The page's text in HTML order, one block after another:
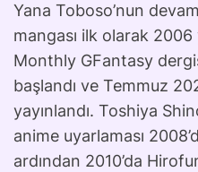
Yana Toboso’nun
mangası ilk olarak 2006
Monthly GFantasy
başlandı ve Temmuz
yayınlandı. Toshiya
anime uyarlaması
ardından 2010’da